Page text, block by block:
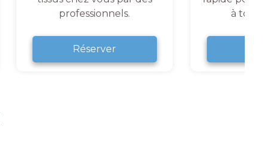
professionnels.
Réserver
à tout